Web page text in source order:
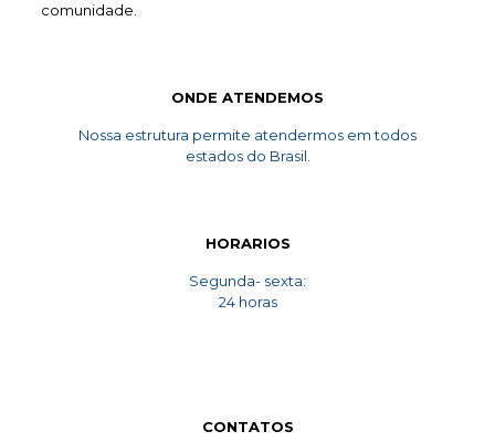
comunidade.
ONDE ATENDEMOS
Nossa estrutura permite atendermos em todos
estados do Brasil.
HORARIOS
Segunda- sexta:
24 horas
CONTATOS